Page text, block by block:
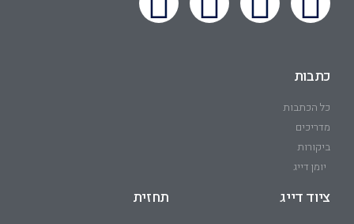
כתבות
כל הכתבות
מדריכים
ביקורות
יומן דייג
ציוד דייג תחזית